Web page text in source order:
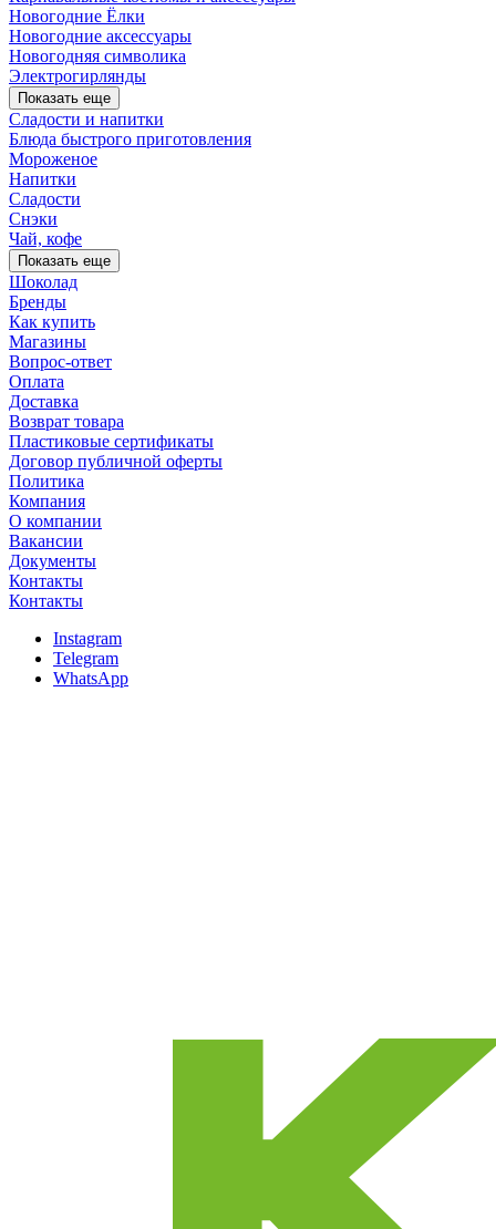
Новогодние Ёлки
Новогодние аксессуары
Новогодняя символика
Электрогирлянды
Показать еще
Сладости и напитки
Блюда быстрого приготовления
Мороженое
Напитки
Сладости
Снэки
Чай, кофе
Показать еще
Шоколад
Бренды
Как купить
Магазины
Вопрос-ответ
Оплата
Доставка
Возврат товара
Пластиковые сертификаты
Договор публичной оферты
Политика
Компания
О компании
Вакансии
Документы
Контакты
Контакты
Instagram
Telegram
WhatsApp